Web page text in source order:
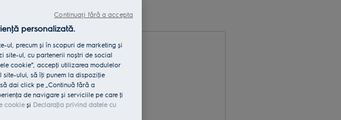
Introdu e-mail
personalizată.
ul, precum și în scopuri de marketing și
site-ul, cu partenerii noștri de social
cookie”, accepţi utilizarea modulelor
site-ului, să îţi punem la dispoziţie
dai click pe „Continuă fără a
de navigare și serviciile pe care ţi
cookieși Declaraţia privind datele cu
Continuați fără a accepta